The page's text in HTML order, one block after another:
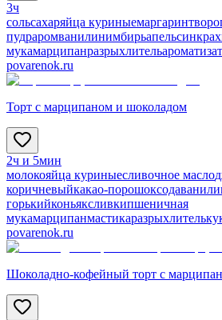
3ч
сольсахаряйца куриныемаргарин
пудраромванилинимбирьапельсин
мукамарципанразрыхлитель
povarenok.ru
Торт с марципаном и шоколадом
2ч и 5мин
молокояйца куриныесливочное масло
коричневыйкакао-порошоксода
горькийконьяксливкипшеничная
мукамарципанмастикаразрыхлитель
povarenok.ru
Шоколадно-кофейный торт с